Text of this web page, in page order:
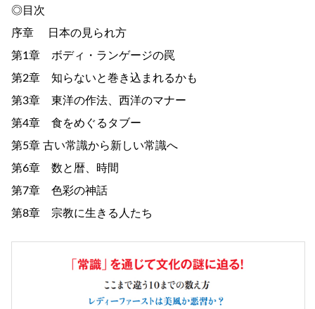
◎目次
序章 日本の見られ方
第1章 ボディ・ランゲージの罠
第2章 知らないと巻き込まれるかも
第3章 東洋の作法、西洋のマナー
第4章 食をめぐるタブー
第5章 古い常識から新しい常識へ
第6章 数と暦、時間
第7章 色彩の神話
第8章 宗教に生きる人たち